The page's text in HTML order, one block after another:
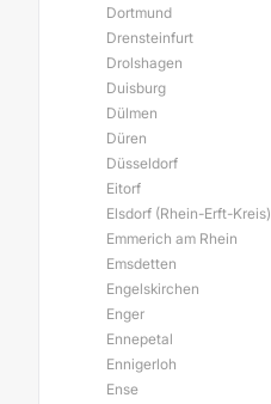
Dortmund
Drensteinfurt
Drolshagen
Duisburg
Dülmen
Düren
Düsseldorf
Eitorf
Elsdorf (Rhein-Erft-Kreis)
Emmerich am Rhein
Emsdetten
Engelskirchen
Enger
Ennepetal
Ennigerloh
Ense